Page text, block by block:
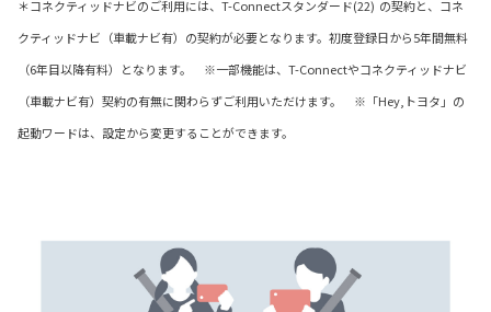
＊コネクティッドナビのご利用には、T-Connectスタンダード(22) の契約と、コネ
クティッドナビ（車載ナビ有）の契約が必要となります。初度登録日から5年間無料
（6年目以降有料）となります。 ※一部機能は、T-Connectやコネクティッドナビ
（車載ナビ有）契約の有無に関わらずご利用いただけます。 ※「Hey,トヨタ」の
起動ワードは、設定から変更することができます。